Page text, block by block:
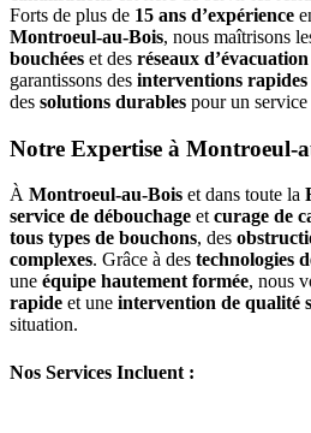
Forts de plus de 15 ans d’expérience
Montroeul-au-Bois, nous maîtrisons
bouchées et des réseaux d’évacuation
garantissons des interventions rapides
des solutions durables pour un service
Notre Expertise à Montroeul-
À Montroeul-au-Bois et dans toute la
service de débouchage et curage de
tous types de bouchons, des
complexes. Grâce à des technologies
une équipe hautement formée, nous
rapide et une intervention de qualité
situation.
Nos Services Incluent :